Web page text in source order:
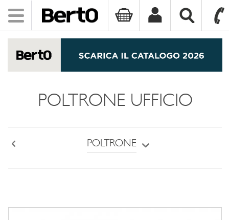
Toggle
navigation
POLTRONE UFFICIO
POLTRONE